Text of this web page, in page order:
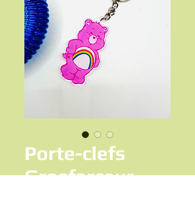
Porte-clefs
Grosfarceur